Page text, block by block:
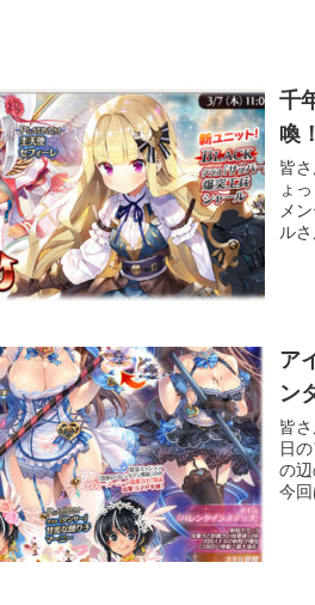
千
喚
皆
ょ
メ
ル
ア
ン
皆
日
の
今